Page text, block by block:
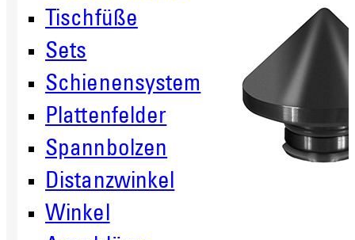
Tischfüße
Sets
Schienensystem
Plattenfelder
Spannbolzen
Distanzwinkel
Winkel